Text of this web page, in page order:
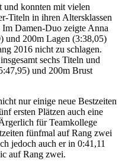
und konnten mit vielen
Titeln in ihren Altersklassen
Damen-Duo zeigte Anna
und 200m Lagen (3:38,05)
2016 nicht zu schlagen.
sechs Titeln und
und 200m Brust
nur einige neue Bestzeiten
ersten Plätzen auch eine
für Teamkollege
fünfmal auf Rang zwei
jedoch auch er in 0:41,11
auf Rang zwei.